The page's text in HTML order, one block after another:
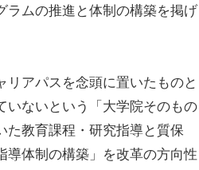
ラムの推進と体制の構築を掲げ
アパスを念頭に置いたものと
いないという「大学院そのもの
た教育課程・研究指導と質保
導体制の構築」を改革の方向性